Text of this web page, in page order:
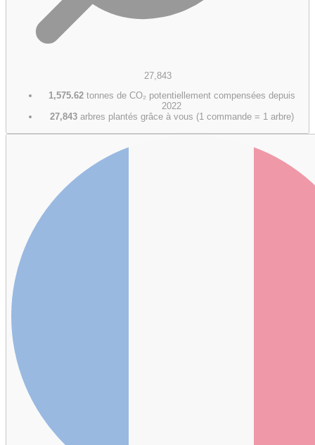
27,843
1,575.62tonnes de CO₂ potentiellement compensées depuis
2022
27,843 arbres plantés grâce à vous (1 commande = 1 arbre)